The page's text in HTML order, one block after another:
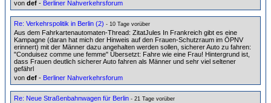
von def - Berliner Nahverkehrsforum
Re: Verkehrspolitik in Berlin (2) - 10 Tage vorüber
Aus dem Fahrkartenautomaten-Thread: ZitatJules In Frankreich gibt es eine
Kampagne (daran hat mich der Hinweis auf den Frauen-Schutzraum im ÖPNV
erinnert) mit der Männer dazu angehalten werden sollen, sicherer Auto zu fahren:
"Conduisez comme une femme" Übersetzt: Fahre wie eine Frau! Hintergrund ist,
dass Frauen deutlich sicherer Auto fahren als Männer und sehr viel seltener
gefährl
von def - Berliner Nahverkehrsforum
Re: Neue Straßenbahnwagen für Berlin - 21 Tage vorüber